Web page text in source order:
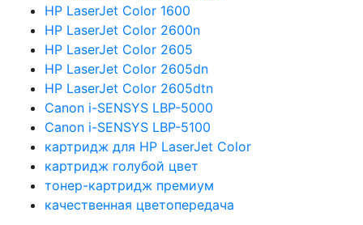
HP LaserJet Color 1600
HP LaserJet Color 2600n
HP LaserJet Color 2605
HP LaserJet Color 2605dn
HP LaserJet Color 2605dtn
Canon i-SENSYS LBP-5000
Canon i-SENSYS LBP-5100
картридж для HP LaserJet Color
картридж голубой цвет
тонер-картридж премиум
качественная цветопередача